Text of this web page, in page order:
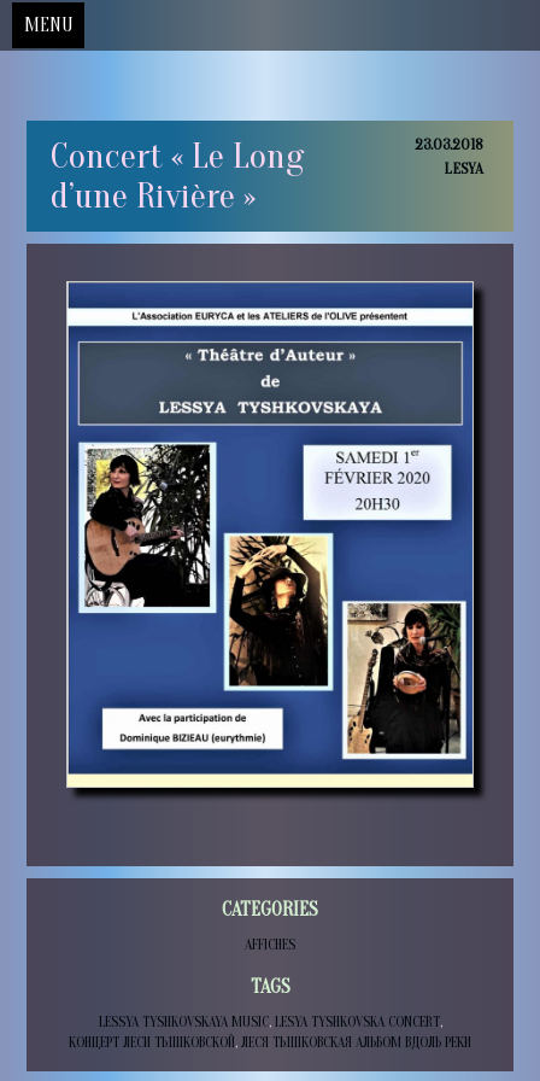
MENU
content
Concert « Le Long
d’une Rivière »
23.03.2018
LESYA
CATEGORIES
AFFICHES
TAGS
LESSYA TYSHKOVSKAYA MUSIC, LESYA TYSHKOVSKA CONCERT,
КОНЦЕРТ ЛЕСИ ТЫШКОВСКОЙ, ЛЕСЯ ТЫШКОВСКАЯ АЛЬБОМ ВДОЛЬ РЕКИ